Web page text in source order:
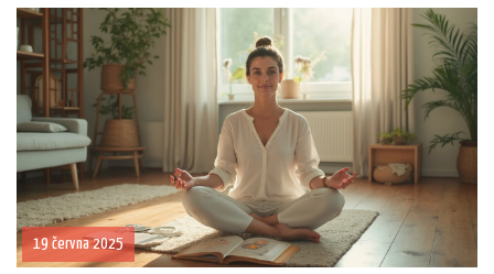
19 června 2025